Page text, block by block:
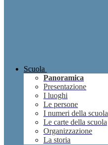
Scuola
Panoramica
Presentazione
I luoghi
Le persone
I numeri della scuola
Le carte della scuola
Organizzazione
La storia